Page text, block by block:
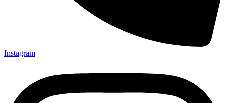
Instagram